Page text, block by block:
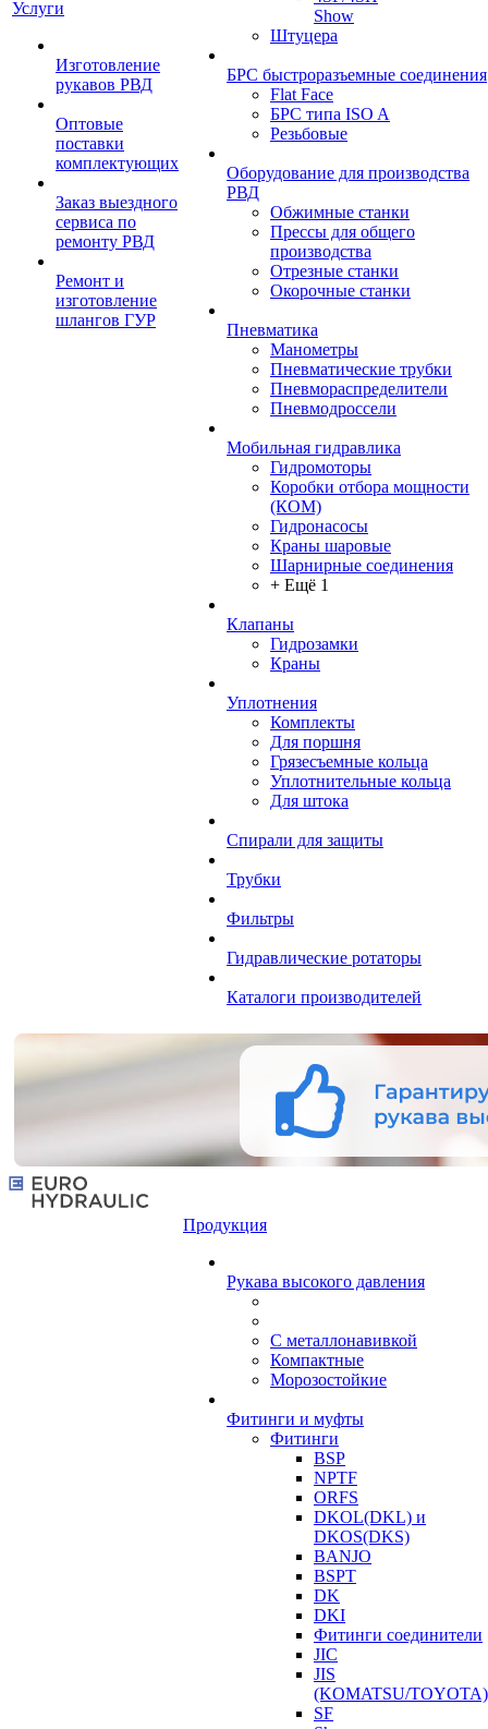
Услуги
Изготовление
рукавов РВД
Оптовые
поставки
комплектующих
Заказ выездного
сервиса по
ремонту РВД
Ремонт и
изготовление
шлангов ГУР
Show
Штуцера
БРС быстроразъемные соединения
Flat Face
БРС типа ISO A
Резьбовые
Оборудование для производства
РВД
Обжимные станки
Прессы для общего
производства
Отрезные станки
Окорочные станки
Пневматика
Манометры
Пневматические трубки
Пневмораспределители
Пневмодроссели
Мобильная гидравлика
Гидромоторы
Коробки отбора мощности
(КОМ)
Гидронасосы
Краны шаровые
Шарнирные соединения
+ Ещё 1
Клапаны
Гидрозамки
Краны
Уплотнения
Комплекты
Для поршня
Грязесъемные кольца
Уплотнительные кольца
Для штока
Спирали для защиты
Трубки
Фильтры
Гидравлические ротаторы
Каталоги производителей
Продукция
Рукава высокого давления
С металлонавивкой
Компактные
Морозостойкие
Фитинги и муфты
Фитинги
BSP
NPTF
ORFS
DKOL(DKL) и
DKOS(DKS)
BANJO
BSPT
DK
DKI
Фитинги соединители
JIC
JIS
(KOMATSU/TOYOTA)
SF